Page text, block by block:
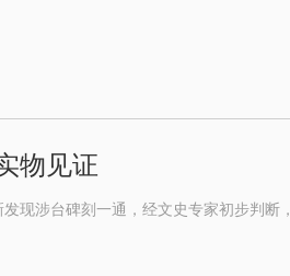
物见证
现涉台碑刻一通，经文史专家初步判断